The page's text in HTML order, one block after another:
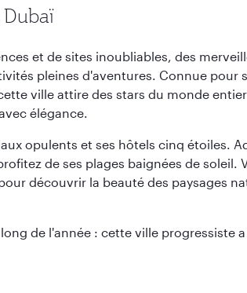
et de sites inoubliables, des
pleines d'aventures. Connue pour
ville attire des stars du monde
élégance.
opulents et ses hôtels cinq étoiles.
de ses plages baignées de soleil.
découvrir la beauté des paysages
de l'année : cette ville progressiste